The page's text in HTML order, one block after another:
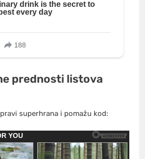
prednosti listova
superhrana i pomažu kod: